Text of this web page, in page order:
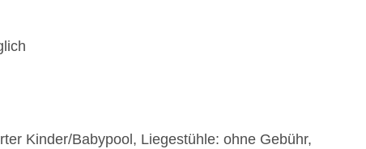
Kinder/Babypool, Liegestühle: ohne Gebühr,